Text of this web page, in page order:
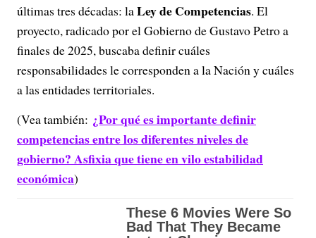
últimas tres décadas: laLey de Competencias. El
proyecto, radicado por el Gobierno de Gustavo Petro a
finales de 2025, buscaba definir cuáles
responsabilidades le corresponden a la Nación y cuáles
a las entidades territoriales.
(Vea también: ¿Por qué es importante definir
competencias entre los diferentes niveles de
gobierno? Asfixia que tiene en vilo estabilidad
económica)